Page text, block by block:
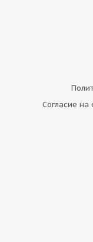
Согласие